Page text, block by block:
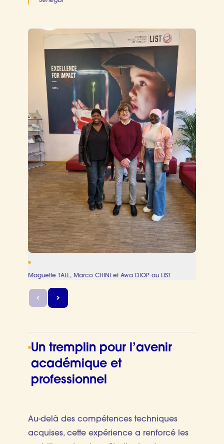
Maguette TALL, Marco CHINI et Awa DIOP au LIST
Un tremplin pour l’avenir
académique et
professionnel
Au-delà des compétences techniques
acquises, cette expérience a renforcé les